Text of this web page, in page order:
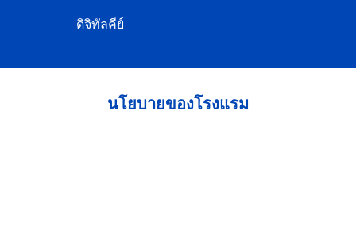
ดิจิทัลคีย์
นโยบายของโรงแรม